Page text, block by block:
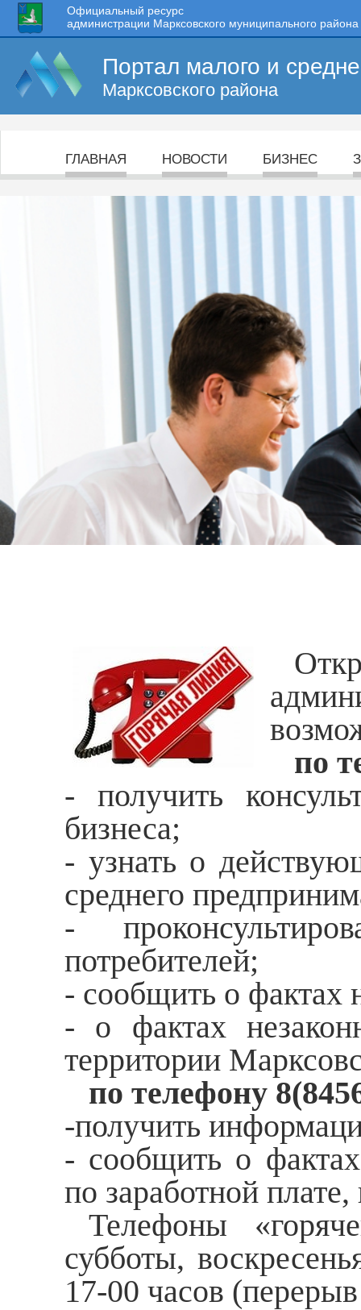
Официальный ресурс
администрации Марксовского муниципального района
Портал малого и
Марксовского района
ГЛАВНАЯ НОВОСТИ БИЗНЕС
по
- получить
бизнеса;
- узнать о
среднего
-
потребителей;
- сообщить о фактах
- о фактах
территории
по телефону
-получить
- сообщить о
по заработной
Телефоны
субботы,
17-00 часов